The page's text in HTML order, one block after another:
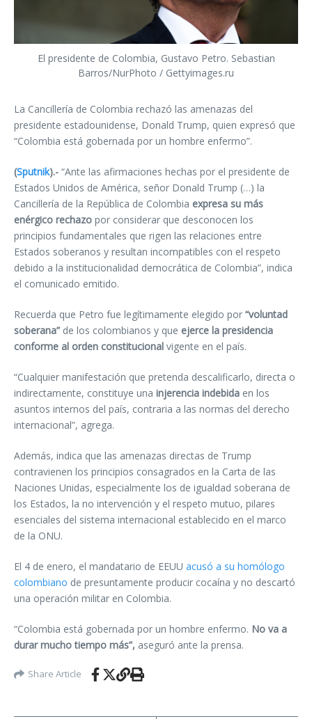
El presidente de Colombia, Gustavo Petro. Sebastian
Barros/NurPhoto / Gettyimages.ru
La Cancillería de Colombia rechazó las amenazas del
presidente estadounidense, Donald Trump, quien expresó que
“Colombia está gobernada por un hombre enfermo”.
(Sputnik).- “Ante las afirmaciones hechas por el presidente de
Estados Unidos de América, señor Donald Trump (…) la
Cancillería de la República de Colombia expresa su más
enérgico rechazo por considerar que desconocen los
principios fundamentales que rigen las relaciones entre
Estados soberanos y resultan incompatibles con el respeto
debido a la institucionalidad democrática de Colombia”, indica
el comunicado emitido.
Recuerda que Petro fue legítimamente elegido por “voluntad
soberana” de los colombianos y que ejerce la presidencia
conforme al orden constitucional vigente en el país.
“Cualquier manifestación que pretenda descalificarlo, directa o
indirectamente, constituye una injerencia indebida en los
asuntos internos del país, contraria a las normas del derecho
internacional”, agrega.
Además, indica que las amenazas directas de Trump
contravienen los principios consagrados en la Carta de las
Naciones Unidas, especialmente los de igualdad soberana de
los Estados, la no intervención y el respeto mutuo, pilares
esenciales del sistema internacional establecido en el marco
de la ONU.
El 4 de enero, el mandatario de EEUU acusó a su homólogo
colombiano de presuntamente producir cocaína y no descartó
una operación militar en Colombia.
“Colombia está gobernada por un hombre enfermo. No va a
durar mucho tiempo más”, aseguró ante la prensa.
Share Article